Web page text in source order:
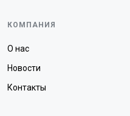
КОМПАНИЯ
О нас
Новости
Контакты